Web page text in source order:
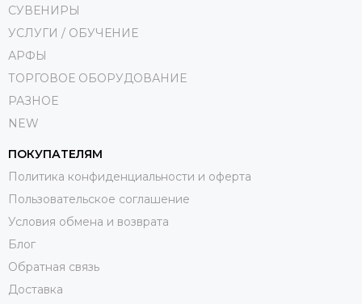
СУВЕНИРЫ
УСЛУГИ / ОБУЧЕНИЕ
АРФЫ
ТОРГОВОЕ ОБОРУДОВАНИЕ
РАЗНОЕ
NEW
ПОКУПАТЕЛЯМ
Политика конфиденциальности и оферта
Пользовательское соглашение
Условия обмена и возврата
Блог
Обратная связь
Доставка